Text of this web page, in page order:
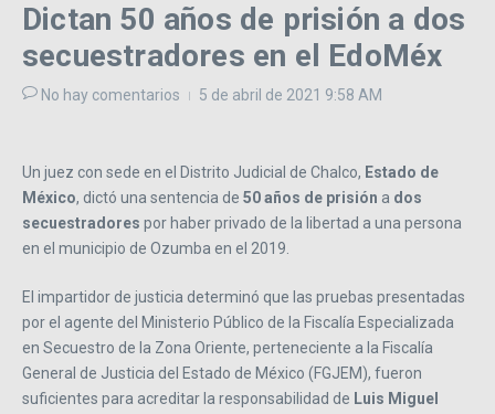
Dictan 50 años de prisión a dos
secuestradores en el EdoMéx
No hay comentarios 5 de abril de 2021 9:58 AM
Un juez con sede en el Distrito Judicial de Chalco, Estado de
México, dictó una sentencia de 50 años de prisión a dos
secuestradores por haber privado de la libertad a una persona
en el municipio de Ozumba en el 2019.
El impartidor de justicia determinó que las pruebas presentadas
por el agente del Ministerio Público de la Fiscalía Especializada
en Secuestro de la Zona Oriente, perteneciente a la Fiscalía
General de Justicia del Estado de México (FGJEM), fueron
suficientes para acreditar la responsabilidad de Luis Miguel